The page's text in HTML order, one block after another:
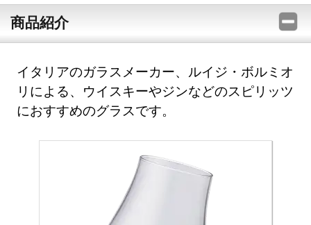
商品紹介
イタリアのガラスメーカー、ルイジ・ボルミオ
リによる、ウイスキーやジンなどのスピリッツ
におすすめのグラスです。